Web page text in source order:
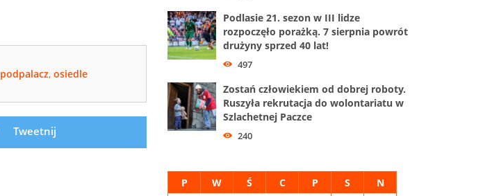
podpalacz, osiedle
Tweetnij
Podlasie 21. sezon w III lidze
rozpoczęło porażką. 7 sierpnia powrót
drużyny sprzed 40 lat!
497
Zostań człowiekiem od dobrej roboty.
Ruszyła rekrutacja do wolontariatu w
Szlachetnej Paczce
240
P W Ś C P S N